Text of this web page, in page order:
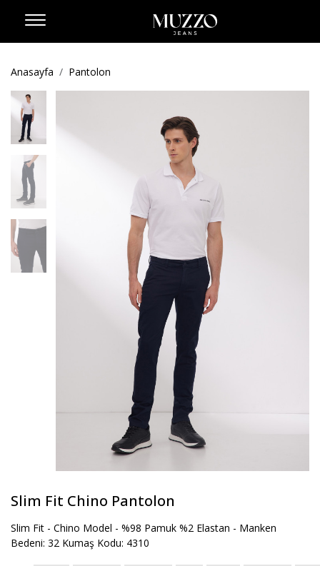
Anasayfa Pantolon
Slim Fit Chino Pantolon
Slim Fit - Chino Model - %98 Pamuk %2 Elastan - Manken
Bedeni: 32 Kumaş Kodu: 4310